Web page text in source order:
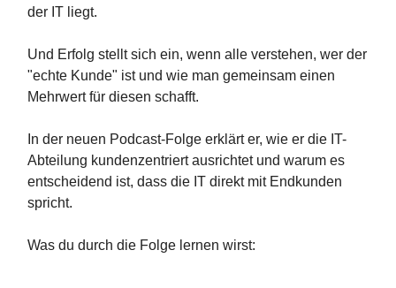
der IT liegt.
Und Erfolg stellt sich ein, wenn alle verstehen, wer der
"echte Kunde" ist und wie man gemeinsam einen
Mehrwert für diesen schafft.
In der neuen Podcast-Folge erklärt er, wie er die IT-
Abteilung kundenzentriert ausrichtet und warum es
entscheidend ist, dass die IT direkt mit Endkunden
spricht.
Was du durch die Folge lernen wirst: